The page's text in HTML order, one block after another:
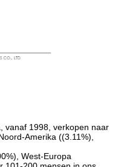
vanaf 1998, verkopen naar
Amerika ((3.11%),
West-Europa